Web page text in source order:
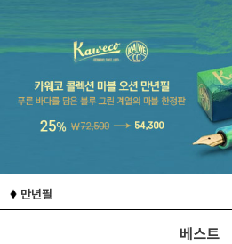
만년필
베스트